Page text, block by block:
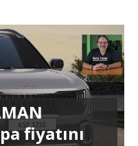
fiyatını